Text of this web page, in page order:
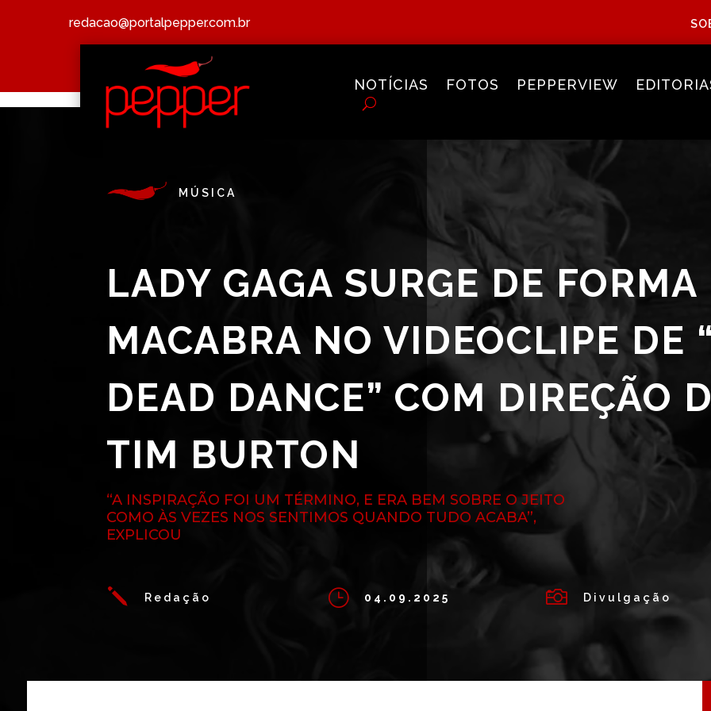
redacao@portalpepper.com.br
NOTÍCIAS FOTOS PEPPERVIEW
MÚSICA
LADY GAGA SURGE DE FORMA
MACABRA NO VIDEOCLIPE DE
DEAD DANCE” COM DIREÇÃO
TIM BURTON
“A INSPIRAÇÃO FOI UM TÉRMINO, E ERA BEM SOBRE O JEITO
COMO ÀS VEZES NOS SENTIMOS QUANDO TUDO ACABA”,
EXPLICOU
j Redação } 04.09.2025  Divulgação